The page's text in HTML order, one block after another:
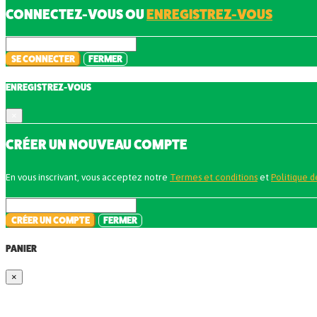
CONNECTEZ-VOUS OUENREGISTREZ-VOUS
SE CONNECTER FERMER
ENREGISTREZ-VOUS
CRÉER UN NOUVEAU COMPTE
En vous inscrivant, vous acceptez notre Termes et conditions et Politique
CRÉER UN COMPTE FERMER
PANIER
×